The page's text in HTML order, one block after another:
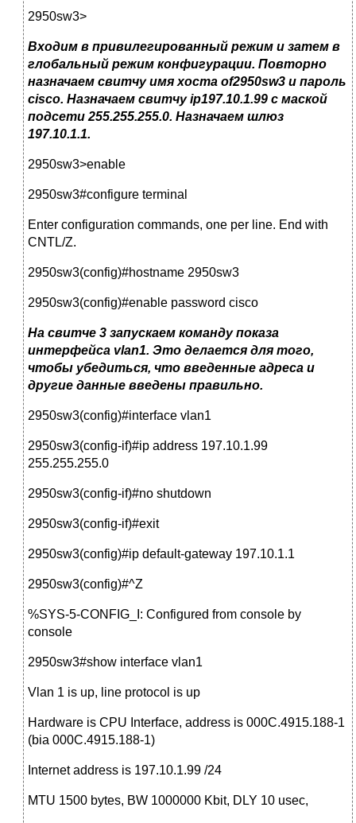
2950sw3>
Входим в привилегированный режим и затем в
глобальный режим конфигурации. Повторно
назначаем свитчу имя хоста of2950sw3 и пароль
cisco. Назначаем свитчу ip197.10.1.99 с маской
подсети 255.255.255.0. Назначаем шлюз
197.10.1.1.
2950sw3>enable
2950sw3#configure terminal
Enter configuration commands, one per line. End with
CNTL/Z.
2950sw3(config)#hostname 2950sw3
2950sw3(config)#enable password cisco
На свитче 3 запускаем команду показа
интерфейса vlan1. Это делается для того,
чтобы убедиться, что введенные адреса и
другие данные введены правильно.
2950sw3(config)#interface vlan1
2950sw3(config-if)#ip address 197.10.1.99
255.255.255.0
2950sw3(config-if)#no shutdown
2950sw3(config-if)#exit
2950sw3(config)#ip default-gateway 197.10.1.1
2950sw3(config)#^Z
%SYS-5-CONFIG_I: Configured from console by
console
2950sw3#show interface vlan1
Vlan 1 is up, line protocol is up
Hardware is CPU Interface, address is 000C.4915.188-1
(bia 000C.4915.188-1)
Internet address is 197.10.1.99 /24
MTU 1500 bytes, BW 1000000 Kbit, DLY 10 usec,